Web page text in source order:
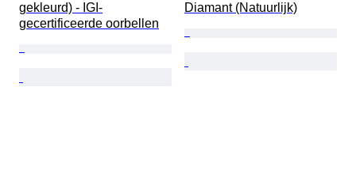
gekleurd) - IGI-
gecertificeerde oorbellen
Diamant (Natuurlijk)